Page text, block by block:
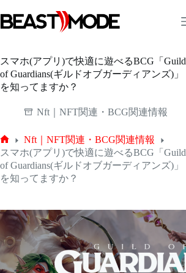
ン
テ
ツ
へ
ス
キ
スマホ(アプリ)で快適に遊べるBCG「Guild
of Guardians(ギルドオブガーディアンズ)」
を知ってますか？
Nft｜NFT関連・BCG関連情報
ホ
ー
ム
Nft｜NFT関連・BCG関連情報
スマホ(アプリ)で快適に遊べるBCG「Guild
of Guardians(ギルドオブガーディアンズ)」
を知ってますか？